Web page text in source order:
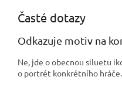
Časté dotazy
Odkazuje motiv na
Ne, jde o obecnou siluetu
o portrét konkrétního hráče.